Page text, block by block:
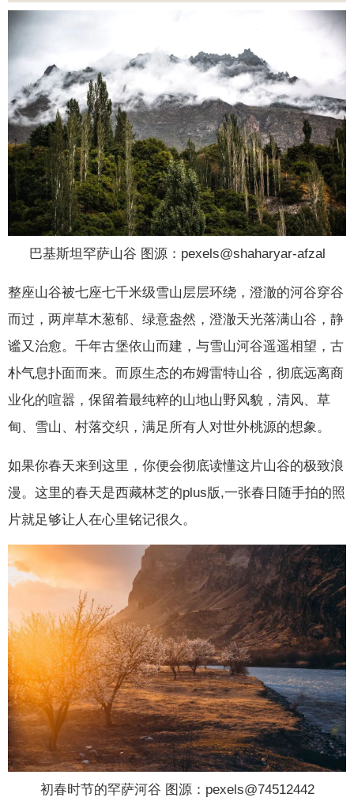
巴基斯坦罕萨山谷 图源：pexels@shaharyar-afzal
整座山谷被七座七千米级雪山层层环绕，澄澈的河谷穿谷
而过，两岸草木葱郁、绿意盎然，澄澈天光落满山谷，静
谧又治愈。千年古堡依山而建，与雪山河谷遥遥相望，古
朴气息扑面而来。而原生态的布姆雷特山谷，彻底远离商
业化的喧嚣，保留着最纯粹的山地山野风貌，清风、草
甸、雪山、村落交织，满足所有人对世外桃源的想象。
如果你春天来到这里，你便会彻底读懂这片山谷的极致浪
漫。这里的春天是西藏林芝的plus版,一张春日随手拍的照
片就足够让人在心里铭记很久。
初春时节的罕萨河谷 图源：pexels@74512442